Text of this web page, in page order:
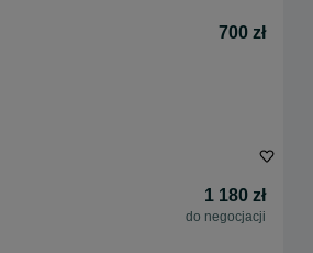
700 zł
1 180 zł
do negocjacji